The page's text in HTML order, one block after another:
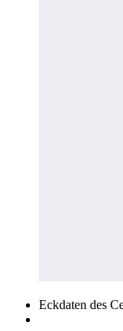
Eckdaten des